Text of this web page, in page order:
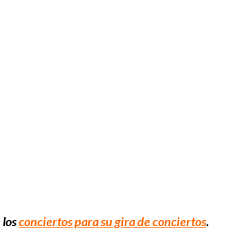
conciertos para su gira de conciertos.